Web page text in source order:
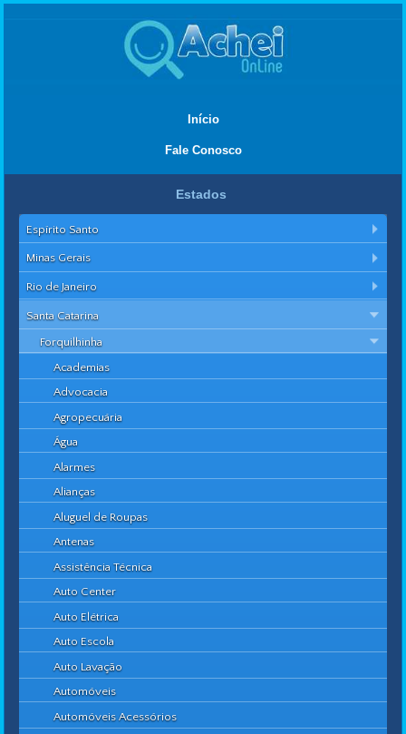
Início
Fale Conosco
Estados
Espírito Santo
Minas Gerais
Rio de Janeiro
Santa Catarina
Forquilhinha
Academias
Advocacia
Agropecuária
Água
Alarmes
Alianças
Aluguel de Roupas
Antenas
Assistência Técnica
Auto Center
Auto Elétrica
Auto Escola
Auto Lavação
Automóveis
Automóveis Acessórios